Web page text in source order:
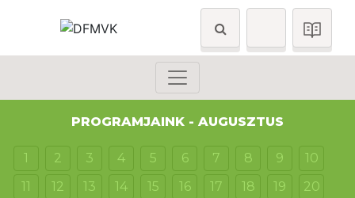
PROGRAMJAINK - AUGUSZTUS
1 2 3 4 5 6 7 8 9
10
11
12 13 14 15 16 17 18 19
20